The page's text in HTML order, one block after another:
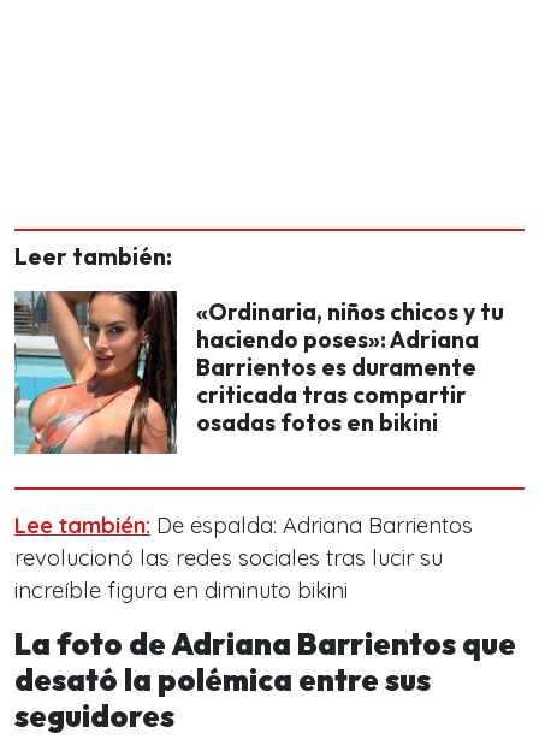
Leer también:
«Ordinaria, niños chicos y tu
haciendo poses»: Adriana
Barrientos es duramente
criticada tras compartir
osadas fotos en bikini
Lee también: De espalda: Adriana Barrientos
revolucionó las redes sociales tras lucir su
increíble figura en diminuto bikini
La foto de Adriana Barrientos que
desató la polémica entre sus
seguidores